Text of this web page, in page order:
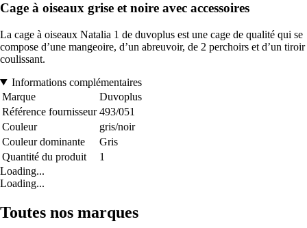
Cage à oiseaux grise et noire avec accessoires
La cage à oiseaux Natalia 1 de duvoplus est une cage de qualité qui se
compose d’une mangeoire, d’un abreuvoir, de 2 perchoirs et d’un tiroir
coulissant.
Informations complémentaires
Marque
Duvoplus
Référence fournisseur 493/051
Couleur
gris/noir
Couleur dominante
Gris
Quantité du produit
1
Loading...
Loading...
Toutes nos marques